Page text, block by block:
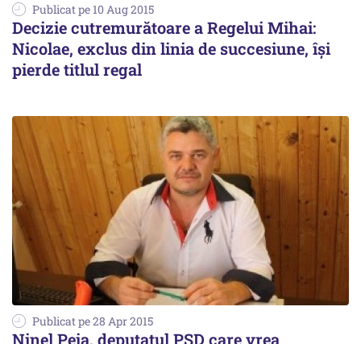
Publicat pe 10 Aug 2015
Decizie cutremurătoare a Regelui Mihai:
Nicolae, exclus din linia de succesiune, își
pierde titlul regal
Publicat pe 28 Apr 2015
Ninel Peia, deputatul PSD care vrea